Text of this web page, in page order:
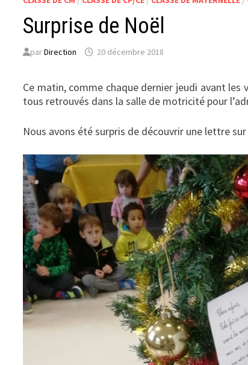
Surprise de Noël
parDirection 20 décembre 2018
Ce matin, comme chaque dernier jeudi avant
tous retrouvés dans la salle de motricité pour
Nous avons été surpris de découvrir une lettre